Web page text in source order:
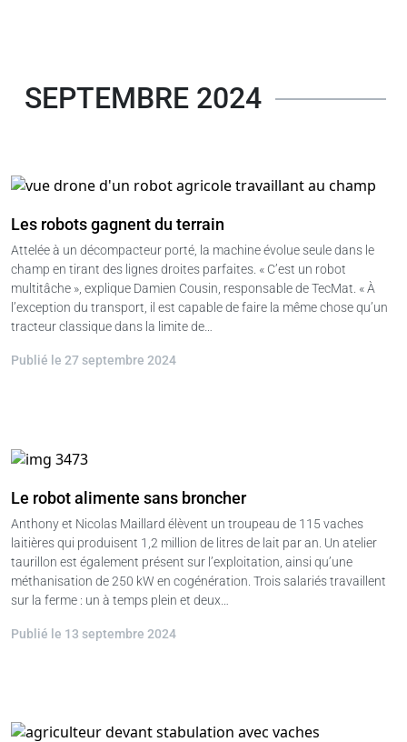
SEPTEMBRE 2024
Les robots gagnent du terrain
Attelée à un décompacteur porté, la machine évolue seule dans le
champ en tirant des lignes droites parfaites. « C’est un robot
multitâche », explique Damien Cousin, responsable de TecMat. « À
l’exception du transport, il est capable de faire la même chose qu’un
tracteur classique dans la limite de…
Publié le 27 septembre 2024
Le robot alimente sans broncher
Anthony et Nicolas Maillard élèvent un troupeau de 115 vaches
laitières qui produisent 1,2 million de litres de lait par an. Un atelier
taurillon est également présent sur l’exploitation, ainsi qu’une
méthanisation de 250 kW en cogénération. Trois salariés travaillent
sur la ferme : un à temps plein et deux…
Publié le 13 septembre 2024